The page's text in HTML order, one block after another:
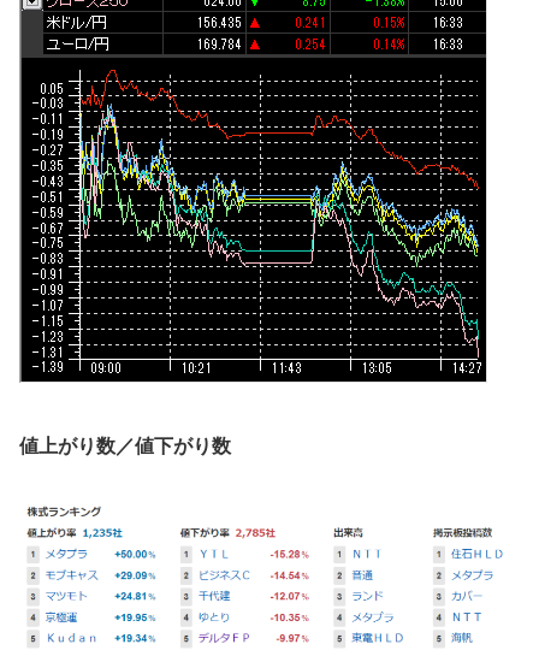
値上がり数／値下がり数